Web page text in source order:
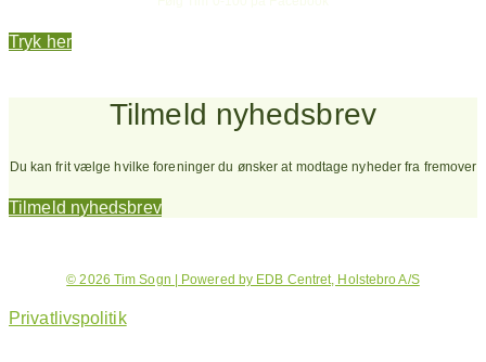
Tryk her
Tilmeld nyhedsbrev
Du kan frit vælge hvilke foreninger du ønsker at modtage nyheder fra fremover
Tilmeld nyhedsbrev
© 2026 Tim Sogn | Powered by EDB Centret, Holstebro A/S
Privatlivspolitik